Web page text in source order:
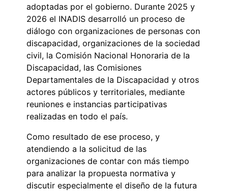
adoptadas por el gobierno. Durante 2025 y
2026 el INADIS desarrolló un proceso de
diálogo con organizaciones de personas con
discapacidad, organizaciones de la sociedad
civil, la Comisión Nacional Honoraria de la
Discapacidad, las Comisiones
Departamentales de la Discapacidad y otros
actores públicos y territoriales, mediante
reuniones e instancias participativas
realizadas en todo el país.
Como resultado de ese proceso, y
atendiendo a la solicitud de las
organizaciones de contar con más tiempo
para analizar la propuesta normativa y
discutir especialmente el diseño de la futura